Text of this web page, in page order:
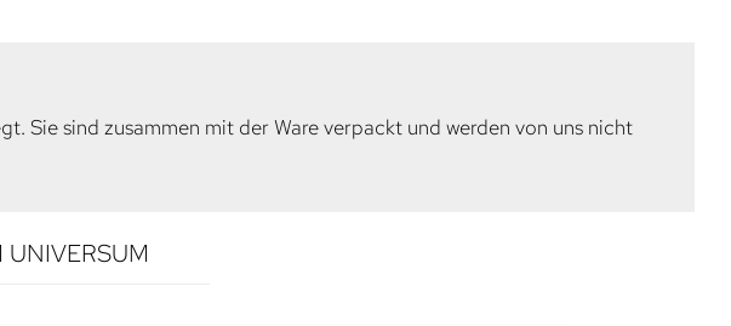
Sie sind zusammen mit der Ware verpackt und werden von uns nicht